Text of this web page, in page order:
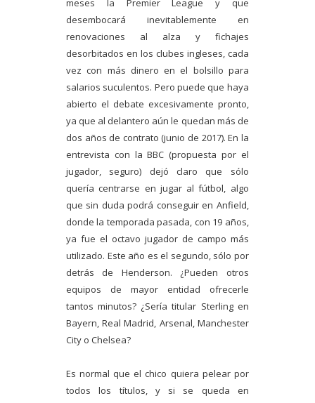
meses la Premier League y que
desembocará inevitablemente en
renovaciones al alza y fichajes
desorbitados en los clubes ingleses, cada
vez con más dinero en el bolsillo para
salarios suculentos. Pero puede que haya
abierto el debate excesivamente pronto,
ya que al delantero aún le quedan más de
dos años de contrato (junio de 2017). En la
entrevista con la BBC (propuesta por el
jugador, seguro) dejó claro que sólo
quería centrarse en jugar al fútbol, algo
que sin duda podrá conseguir en Anfield,
donde la temporada pasada, con 19 años,
ya fue el octavo jugador de campo más
utilizado. Este año es el segundo, sólo por
detrás de Henderson. ¿Pueden otros
equipos de mayor entidad ofrecerle
tantos minutos? ¿Sería titular Sterling en
Bayern, Real Madrid, Arsenal, Manchester
City o Chelsea?
Es normal que el chico quiera pelear por
todos los títulos, y si se queda en